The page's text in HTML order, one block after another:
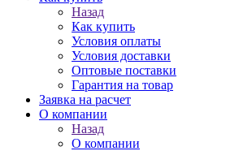
Назад
Как купить
Условия оплаты
Условия доставки
Оптовые поставки
Гарантия на товар
Заявка на расчет
О компании
Назад
О компании